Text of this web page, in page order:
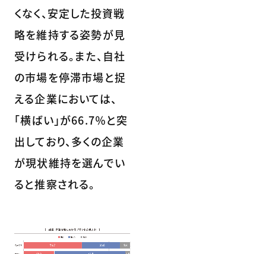
くなく、安定した投資戦
略を維持する姿勢が見
受けられる。また、自社
の市場を停滞市場と捉
える企業においては、
「横ばい」が66.7％と突
出しており、多くの企業
が現状維持を選んでい
ると推察される。